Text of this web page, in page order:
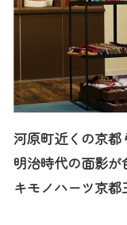
河原町近くの京都
明治時代の面影
キモノハーツ京都